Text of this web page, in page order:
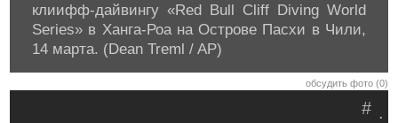
клиифф-дайвингу «Red Bull Cliff Diving World
Series» в Ханга-Роа на Острове Пасхи в Чили,
14 марта. (Dean Treml / AP)
обсудить фото (0)
.
#